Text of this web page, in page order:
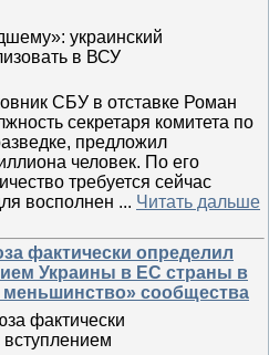
СБУ в отставке Роман
секретаря комитета по
предложил
человек. По его
требуется сейчас
восполнен ... Читать дальше
фактически определил
Украины в ЕС страны в
сообщества